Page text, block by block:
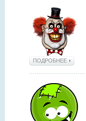
ПОДРОБНЕЕ